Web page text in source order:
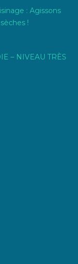
: Agissons
!
– NIVEAU TRÈS